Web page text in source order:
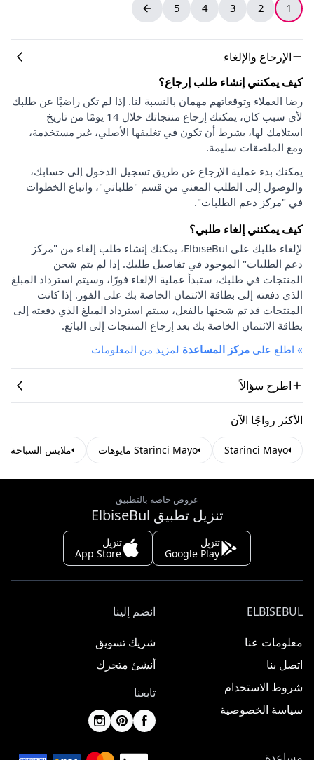
1
2
3
4
5
الإرجاع والإلغاء
كيف يمكنني إنشاء طلب إرجاع؟
رضا العملاء وتوقعاتهم مهمان بالنسبة لنا. إذا لم تكن راضيًا عن طلبك
لأي سبب كان، يمكنك إرجاع منتجاتك خلال 14 يومًا من تاريخ
استلامك لها، بشرط أن تكون في تغليفها الأصلي، غير مستخدمة،
ومع الملصقات سليمة.
يمكنك بدء عملية الإرجاع عن طريق تسجيل الدخول إلى حسابك،
والوصول إلى الطلب المعني من قسم "طلباتي"، واتباع الخطوات
في "مركز دعم الطلبات".
كيف يمكنني إلغاء طلبي؟
لإلغاء طلبك على ElbiseBul، يمكنك إنشاء طلب إلغاء من "مركز
دعم الطلبات" الموجود في تفاصيل طلبك. إذا لم يتم شحن
المنتجات في طلبك، ستبدأ عملية الإلغاء فورًا، وسيتم استرداد المبلغ
الذي دفعته إلى بطاقة الائتمان الخاصة بك على الفور. إذا كانت
المنتجات قد تم شحنها بالفعل، سيتم استرداد المبلغ الذي دفعته إلى
بطاقة الائتمان الخاصة بك بعد إرجاع المنتجات إلى البائع.
» اطلع على مركز المساعدة لمزيد من المعلومات
اطرح سؤالاً
الأكثر رواجًا الآن
Starinci Mayo Starinci Mayo مايوهات ملابس السباحة
عروض خاصة بالتطبيق
تنزيل تطبيق ElbiseBul
تنزيل
Google Play
تنزيل
App Store
ELBISEBUL
معلومات عنا
اتصل بنا
شروط الاستخدام
سياسة الخصوصية
انضم إلينا
شريك تسويق
أنشئ متجرك
تابعنا